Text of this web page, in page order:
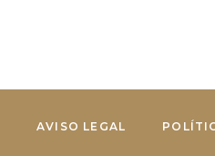
AVISO LEGAL